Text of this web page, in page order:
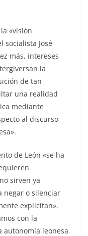
«visión
socialista José
más, intereses
la
de tan
una realidad
mediante
al discurso
de León «se ha
sirven ya
negar o silenciar
explicitan».
con la
autonomía leonesa